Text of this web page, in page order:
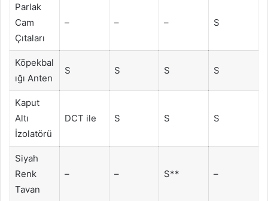
Parlak
Cam
Çıtaları
– – – S
Köpekbal
ığı Anten
S S S S
Kaput
Altı
İzolatörü
DCT ile S S S
Siyah
Renk
Tavan
– – S** –